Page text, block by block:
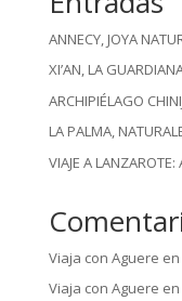
ANNECY, JOYA
XI’AN, LA
ARCHIPIÉLAGO
LA PALMA,
VIAJE A LANZAROTE:
Viaja con Aguere en
Viaja con Aguere en